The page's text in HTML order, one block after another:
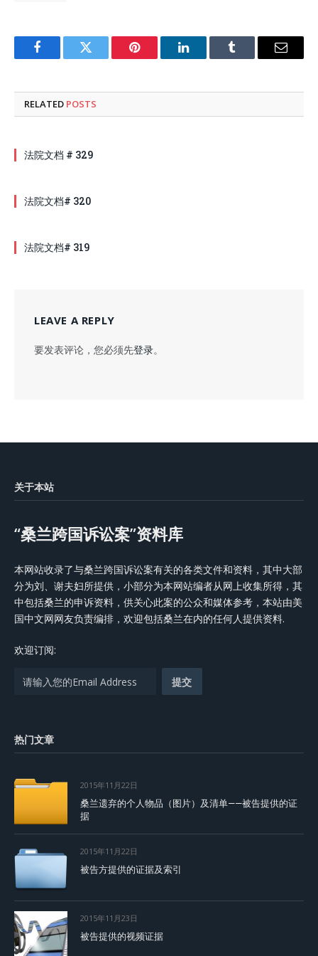
FacebookTwitter Pinterest LinkedInTumblr Email
RELATED POSTS
法院文档 # 329
法院文档# 320
法院文档# 319
LEAVE A REPLY
要发表评论，您必须先登录。
关于本站
“桑兰跨国诉讼案”资料库
本网站收录了与桑兰跨国诉讼案有关的各类文件和资料，其中大部
分为刘、谢夫妇所提供，小部分为本网站编者从网上收集所得，其
中包括桑兰的申诉资料，供关心此案的公众和媒体参考，本站由美
国中文网网友负责编排，欢迎包括桑兰在内的任何人提供资料.
欢迎订阅:
热门文章
2015年11月22日
桑兰遗弃的个人物品（图片）及清单——被告提供的证
据
2015年11月22日
被告方提供的证据及索引
2015年11月23日
被告提供的视频证据